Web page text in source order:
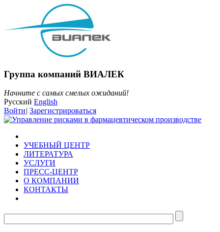
Группа компаний ВИАЛЕК
Начните с самых смелых ожиданий!
Русский English
Войти| Зарегистрироваться
УЧЕБНЫЙ ЦЕНТР
ЛИТЕРАТУРА
УСЛУГИ
ПРЕСС-ЦЕНТР
О КОМПАНИИ
КОНТАКТЫ